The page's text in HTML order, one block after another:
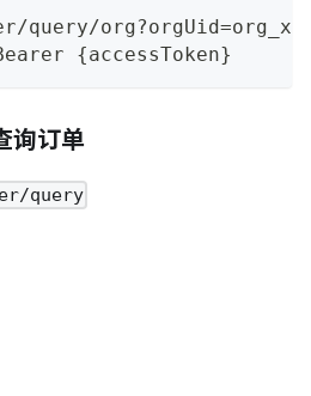
{accessToken}
询订单
query